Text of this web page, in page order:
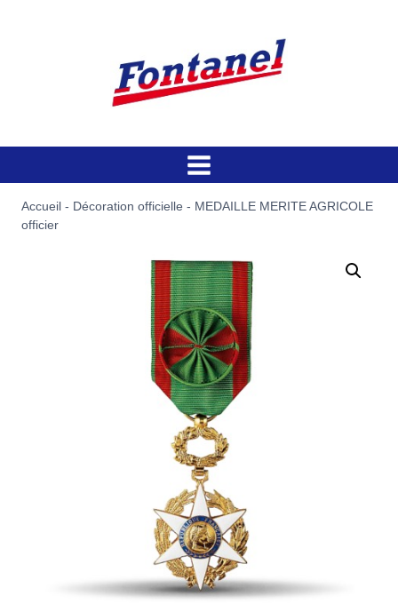
Accueil - Décoration officielle - MEDAILLE MERITE AGRICOLE
officier